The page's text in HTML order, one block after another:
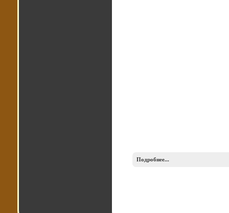
Подробнее...